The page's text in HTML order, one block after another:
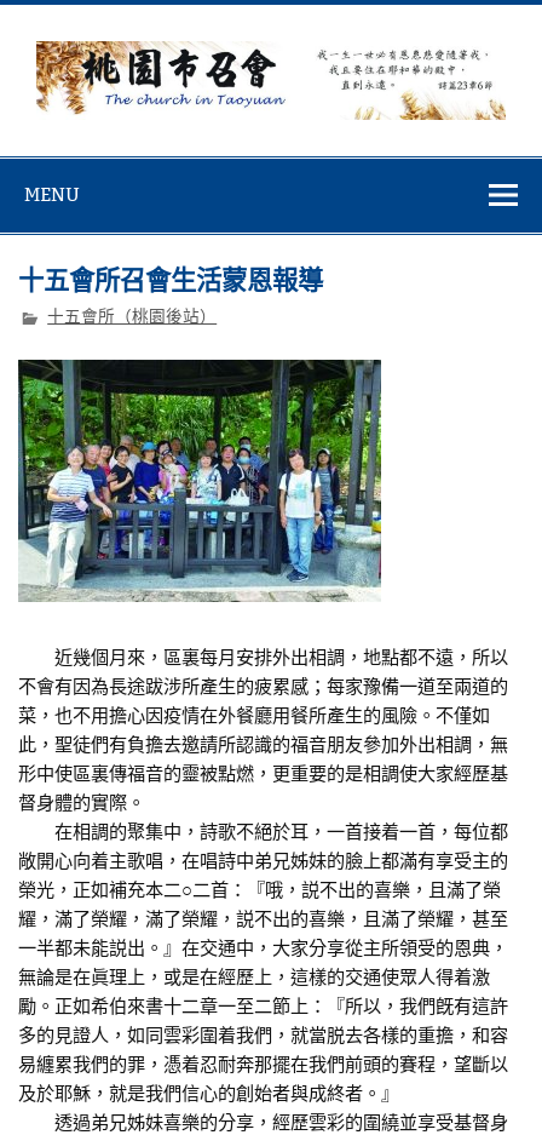
Skip
content
MENU
十五會所召會生活蒙恩報導
十五會所（桃園後站）
近幾個月來，區裏每月安排外出相調，地點都不遠，所以
不會有因為長途跋涉所產生的疲累感；每家豫備一道至兩道的
菜，也不用擔心因疫情在外餐廳用餐所產生的風險。不僅如
此，聖徒們有負擔去邀請所認識的福音朋友參加外出相調，無
形中使區裏傳福音的靈被點燃，更重要的是相調使大家經歷基
督身體的實際。
在相調的聚集中，詩歌不絕於耳，一首接着一首，每位都
敞開心向着主歌唱，在唱詩中弟兄姊妹的臉上都滿有享受主的
榮光，正如補充本二○二首：『哦，説不出的喜樂，且滿了榮
耀，滿了榮耀，滿了榮耀，説不出的喜樂，且滿了榮耀，甚至
一半都未能説出。』在交通中，大家分享從主所領受的恩典，
無論是在眞理上，或是在經歷上，這樣的交通使眾人得着激
勵。正如希伯來書十二章一至二節上：『所以，我們旣有這許
多的見證人，如同雲彩圍着我們，就當脱去各樣的重擔，和容
易纏累我們的罪，憑着忍耐奔那擺在我們前頭的賽程，望斷以
及於耶穌，就是我們信心的創始者與成終者。』
透過弟兄姊妹喜樂的分享，經歷雲彩的圍繞並享受基督身